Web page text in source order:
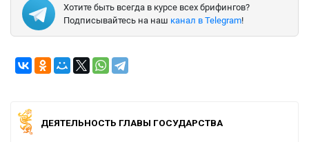
Хотите быть всегда в курсе всех брифингов?
Подписывайтесь на наш канал в Telegram!
ДЕЯТЕЛЬНОСТЬ ГЛАВЫ ГОСУДАРСТВА